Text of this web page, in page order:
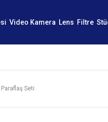
Video Kamera Lens Filtre
Seti